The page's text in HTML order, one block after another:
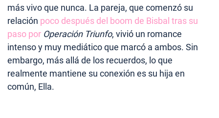
más vivo que nunca. La pareja, que comenzó su
relación poco después del boom de Bisbal tras su
paso por Operación Triunfo, vivió un romance
intenso y muy mediático que marcó a ambos. Sin
embargo, más allá de los recuerdos, lo que
realmente mantiene su conexión es su hija en
común, Ella.